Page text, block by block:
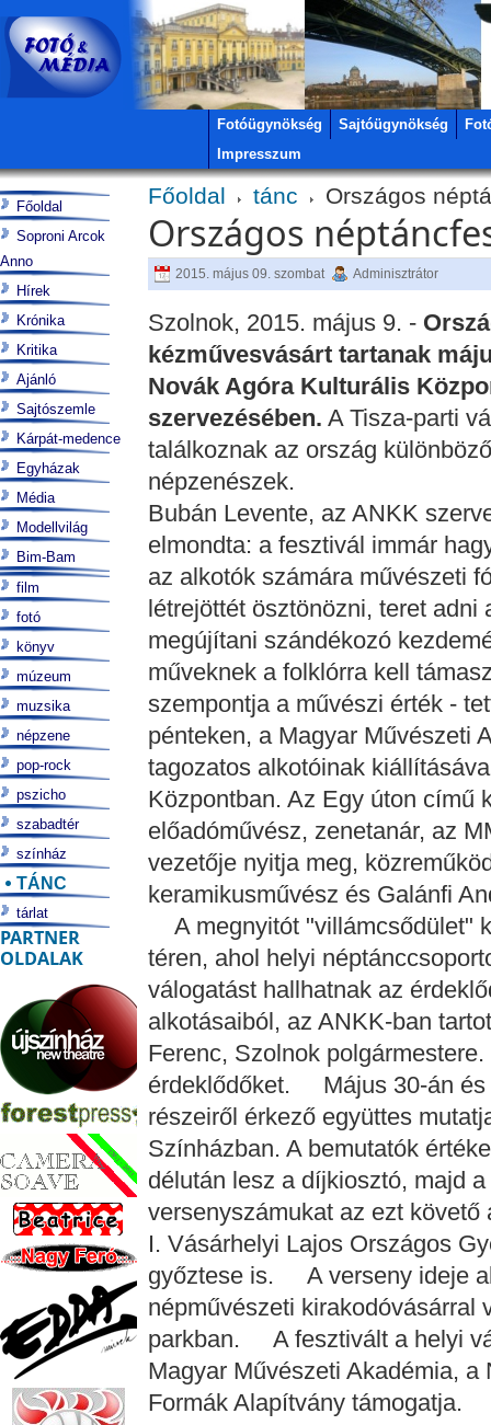
Fotóügynökség Sajtóügynökség
Impresszum
Főoldal tánc Országos
Országos
2015. május 09. szombat Adminisztrátor
Szolnok, 2015. május 9. -
kézművesvásárt tartanak
Novák Agóra Kulturális
szervezésében. A Tisza-parti
találkoznak az ország
népzenészek.
Bubán Levente, az ANKK
elmondta: a fesztivál immár
az alkotók számára művészeti
létrejöttét ösztönözni, teret
megújítani szándékozó
műveknek a folklórra kell
szempontja a művészi érték -
pénteken, a Magyar Művészeti
tagozatos alkotóinak
Központban. Az Egy úton című
előadóművész, zenetanár, az
vezetője nyitja meg,
keramikusművész és Galánfi
A megnyitót "villámcsődület"
téren, ahol helyi
válogatást hallhatnak az
alkotásaiból, az ANKK-ban
Ferenc, Szolnok
érdeklődőket. Május 30-án és
részeiről érkező együttes
Színházban. A bemutatók
délután lesz a díjkiosztó, majd
versenyszámukat az ezt
I. Vásárhelyi Lajos Országos
győztese is. A verseny ideje
népművészeti kirakodóvásárral
parkban. A fesztivált a helyi
Magyar Művészeti Akadémia,
Formák Alapítvány támogatja.
Főoldal
Soproni Arcok
Anno
Hírek
Krónika
Kritika
Ajánló
Sajtószemle
Kárpát-medence
Egyházak
Média
Modellvilág
Bim-Bam
film
fotó
könyv
múzeum
muzsika
népzene
pop-rock
pszicho
szabadtér
színház
TÁNC
tárlat
PARTNER
OLDALAK